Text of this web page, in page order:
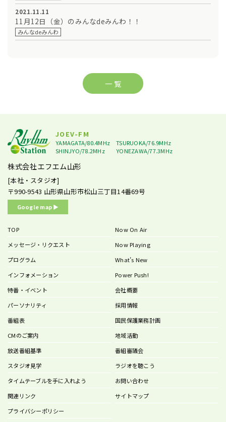
2021.11.11
11月12日（金）のみんなdeみんわ！！
みんなdeみんわ
一 覧
JOEV-FM
YAMAGATA/80.4MHz
TSURUOKA/76.9MHz
SHINJYO/78.2MHz
YONEZAWA/77.3MHz
株式会社エフエム山形
[本社・スタジオ]
〒990-9543 山形県山形市松山三丁目14番69号
Google map ▶︎
TOP
メッセージ・リクエスト
プログラム
インフォメーション
特番・イベント
パーソナリティ
番組表
CMのご案内
Now On Air
Now Playing
What’s New
Power Push!
会社概要
採用情報
国民保護業務計画
地域活動
放送番組基準
番組審議会
スタジオ見学
ラジオを聴こう
タイムテーブルを手に入れよう
お問い合わせ
関連リンク
サイトマップ
プライバシーポリシー